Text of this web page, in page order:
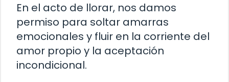
En el acto de llorar, nos damos
permiso para soltar amarras
emocionales y fluir en la corriente del
amor propio y la aceptación
incondicional.